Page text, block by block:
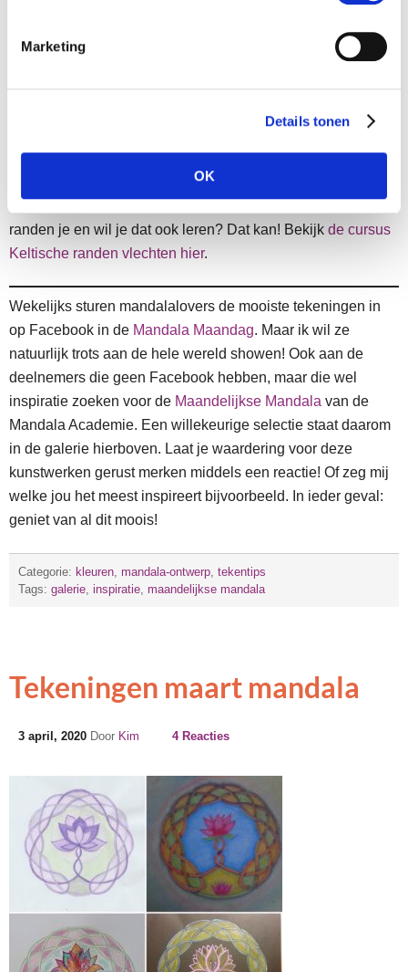
Marketing
Details tonen
OK
De trefoil staat als Aprilmandala
randen je en wil je dat ook leren? Dat kan! Bekijk de cursus
Keltische randen vlechten hier.
Wekelijks sturen mandalalovers de mooiste tekeningen in
op Facebook in de Mandala Maandag. Maar ik wil ze
natuurlijk trots aan de hele wereld showen! Ook aan de
deelnemers die geen Facebook hebben, maar die wel
inspiratie zoeken voor de Maandelijkse Mandala van de
Mandala Academie. Een willekeurige selectie staat daarom
in de galerie hierboven. Laat je waardering voor deze
kunstwerken gerust merken middels een reactie! Of zeg mij
welke jou het meest inspireert bijvoorbeeld. In ieder geval:
geniet van al dit moois!
Categorie: kleuren, mandala-ontwerp, tekentips
Tags: galerie, inspiratie, maandelijkse mandala
Tekeningen maart mandala
3 april, 2020 Door Kim 4 Reacties